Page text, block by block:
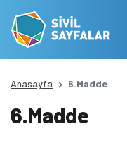
Anasayfa 6.Madde
6.Madde